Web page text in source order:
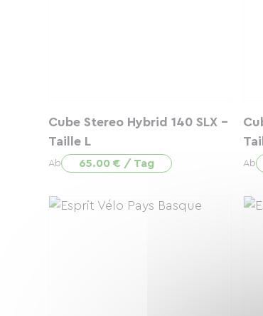
Cube Stereo Hybrid 140 SLX -
Taille L
Ab 65.00 € / Tag Ab